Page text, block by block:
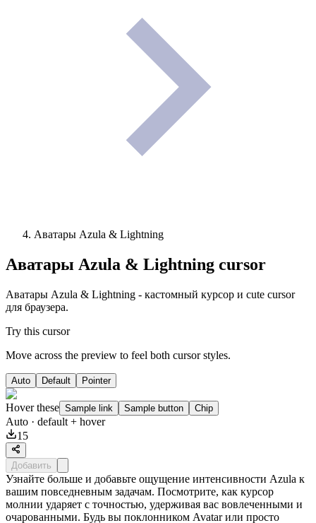
Аватары Azula & Lightning
Аватары Azula & Lightning cursor
Аватары Azula & Lightning - кастомный курсор и cute cursor
для браузера.
Try this cursor
Move across the preview to feel both cursor styles.
Auto Default Pointer
Hover these Sample link Sample button Chip
Auto · default + hover
15
Добавить
Узнайте больше и добавьте ощущение интенсивности Azula к
вашим повседневным задачам. Посмотрите, как курсор
молнии ударяет с точностью, удерживая вас вовлеченными и
очарованными. Будь вы поклонником Avatar или просто